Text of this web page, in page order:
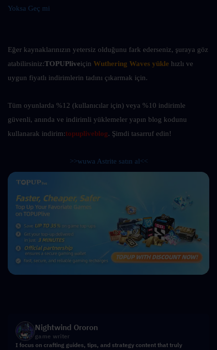
Yoksa Geç mi
Eğer kaynaklarınızın yetersiz olduğunu fark ederseniz, şuraya göz
atabilirsiniz:TOPUPliveiçin Wuthering Waves yükle hızlı ve
uygun fiyatlı indirimlerin tadını çıkarmak için.
Tüm oyunlarda %12 (kullanıcılar için) veya %10 indirimle
güvenli, anında ve indirimli yüklemeler yapın blog kodunu
kullanarak indirim:topupliveblog. Şimdi tasarruf edin!
>>wuwa Astrite satın al<<
Nightwind Ororon
game writer
I focus on crafting guides, tips, and strategy content that truly